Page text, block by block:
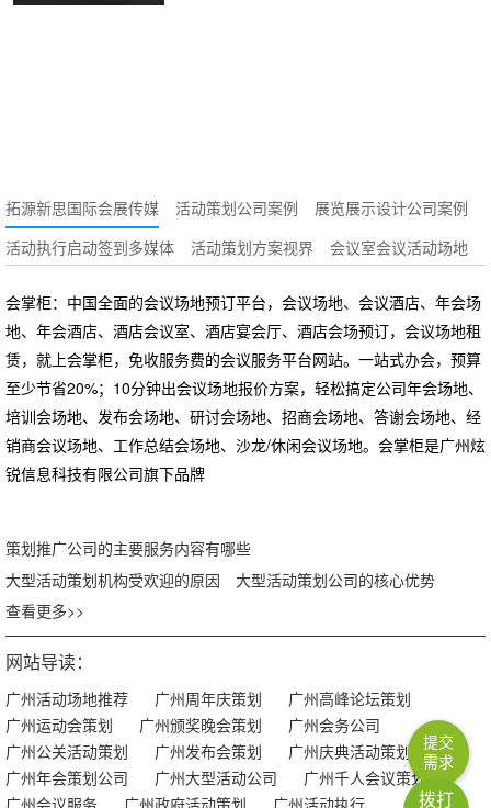
拓源新思国际会展传媒 活动策划公司案例
展览展示设计公司案例
活动执行启动签到多媒体
活动策划方案视界 会议室会议活动场地
会掌柜：中国全面的会议场地预订平台，会议场地、会议酒店、年会场
地、年会酒店、酒店会议室、酒店宴会厅、酒店会场预订，会议场地租
赁，就上会掌柜，免收服务费的会议服务平台网站。一站式办会，预算
至少节省20%；10分钟出会议场地报价方案，轻松搞定公司年会场地、
培训会场地、发布会场地、研讨会场地、招商会场地、答谢会场地、经
销商会议场地、工作总结会场地、沙龙/休闲会议场地。会掌柜是广州炫
锐信息科技有限公司旗下品牌
策划推广公司的主要服务内容有哪些
大型活动策划机构受欢迎的原因
大型活动策划公司的核心优势
查看更多>>
网站导读：
广州活动场地推荐 广州周年庆策划
广州高峰论坛策划
广州运动会策划
广州颁奖晚会策划
广州会务公司
广州公关活动策划
广州发布会策划
广州庆典活动策划
广州年会策划公司
广州大型活动公司
广州千人会议策划
广州会议服务
广州政府活动策划 广州活动执行
提交
需求
拨打